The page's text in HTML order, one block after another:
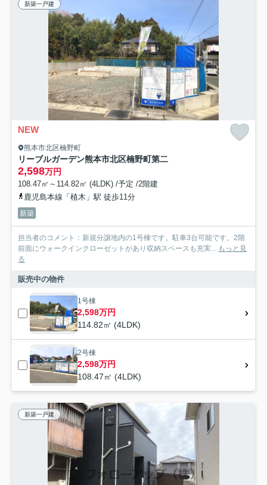
新築一戸建
NEW
熊本市北区楠野町
リーブルガーデン熊本市北区楠野町第二
2,598万円
108.47㎡～114.82㎡ (4LDK) /予定 /2階建
鹿児島本線「植木」駅 徒歩11分
新築
担当者のコメント：新規分譲地内の1号棟です。駐車3台可能です。2階
前面にウォークインクローゼットがあり収納スペースも充実... もっと見
る
販売中の物件
1号棟
2,598万円
114.82㎡ (4LDK)
2号棟
2,598万円
108.47㎡ (4LDK)
新築一戸建